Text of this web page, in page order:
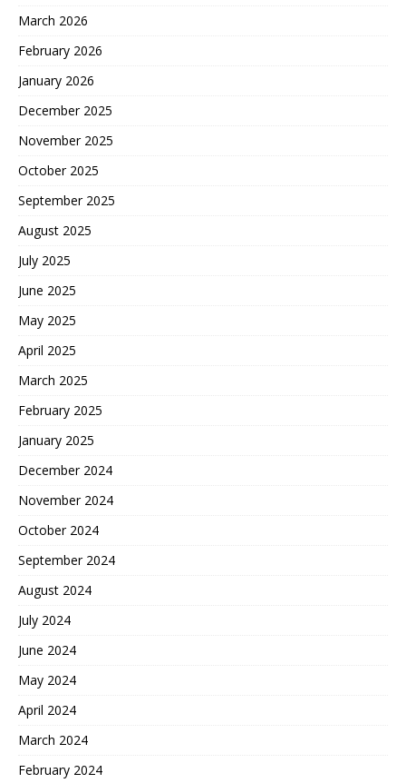
March 2026
February 2026
January 2026
December 2025
November 2025
October 2025
September 2025
August 2025
July 2025
June 2025
May 2025
April 2025
March 2025
February 2025
January 2025
December 2024
November 2024
October 2024
September 2024
August 2024
July 2024
June 2024
May 2024
April 2024
March 2024
February 2024